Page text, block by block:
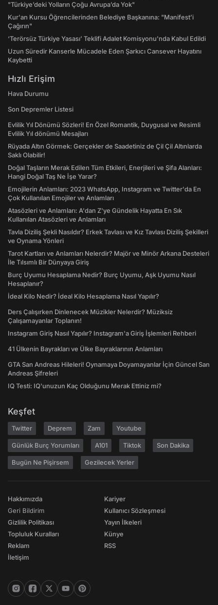
"Türkiye’deki Yolların Çoğu Avrupa’da Yok"
Kur'an Kursu Öğrencilerinden Belediye Başkanına: "Manifest’i
Çağırın"
‘Terörsüz Türkiye Yasası’ Teklifi Adalet Komisyonu'nda Kabul Edildi
Uzun Süredir Kanserle Mücadele Eden Şarkıcı Cansever Hayatını
Kaybetti
Hızlı Erişim
Hava Durumu
Son Depremler Listesi
Evlilik Yıl Dönümü Sözleri! En Özel Romantik, Duygusal ve Resimli
Evlilik Yıl dönümü Mesajları
Rüyada Altın Görmek: Gerçekler de Saadetiniz de Çil Çil Altınlarda
Saklı Olabilir!
Doğal Taşların Merak Edilen Tüm Etkileri, Enerjileri ve Şifa Alanları:
Hangi Doğal Taş Ne İşe Yarar?
Emojilerin Anlamları: 2023 WhatsApp, Instagram ve Twitter'da En
Çok Kullanılan Emojiler ve Anlamları
Atasözleri ve Anlamları: A'dan Z'ye Gündelik Hayatta En Sık
Kullanılan Atasözleri ve Anlamları
Tavla Diziliş Şekli Nasıldır? Erkek Tavlası ve Kız Tavlası Diziliş Şekilleri
ve Oynama Yönleri
Tarot Kartları ve Anlamları Nelerdir? Majör ve Minör Arkana Desteleri
İle Tılsımlı Bir Dünyaya Giriş
Burç Uyumu Hesaplama Nedir? Burç Uyumu, Aşk Uyumu Nasıl
Hesaplanır?
İdeal Kilo Nedir? İdeal Kilo Hesaplama Nasıl Yapılır?
Ders Çalışırken Dinlenecek Müzikler Nelerdir? Müziksiz
Çalışamayanlar Toplanın!
Instagram Giriş Nasıl Yapılır? Instagram'a Giriş İşlemleri Rehberi
41 Ülkenin Bayrakları ve Ülke Bayraklarının Anlamları
GTA San Andreas Hileleri! Oynamaya Doyamayanlar İçin Güncel San
Andreas Şifreleri
IQ Testi: IQ'unuzun Kaç Olduğunu Merak Ettiniz mi?
Keşfet
Twitter Deprem Zam Youtube
Günlük Burç Yorumları A101 Tiktok Son Dakika
Bugün Ne Pişirsem Gezilecek Yerler
Hakkımızda
Geri Bildirim
Gizlilik Politikası
Topluluk Kuralları
Reklam
İletişim
Kariyer
Kullanıcı Sözleşmesi
Yayın İlkeleri
Künye
RSS